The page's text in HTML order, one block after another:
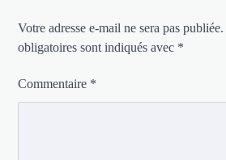
Votre adresse e-mail ne sera pas publiée.
obligatoires sont indiqués avec *
Commentaire *